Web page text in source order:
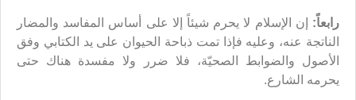
رابعاً: إن الإسلام لا يحرم شيئاً إلا على أساس المفاسد والمضار
الناتجة عنه، وعليه فإذا تمت ذباحة الحيوان على يد الكتابي وفق
الأصول والضوابط الصحيّة، فلا ضرر ولا مفسدة هناك حتى
يحرمه الشارع.